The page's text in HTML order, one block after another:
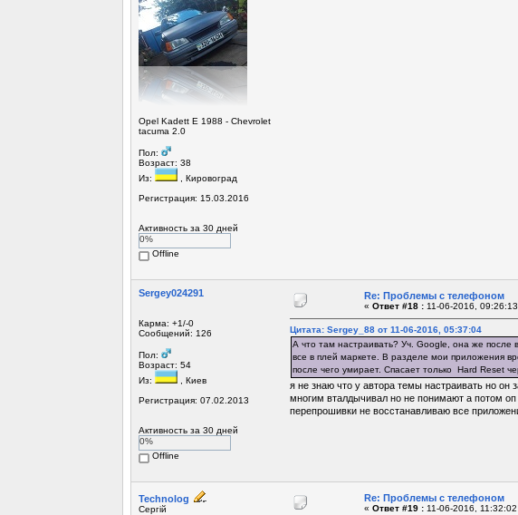
Opel Kadett E 1988 - Chevrolet
tacuma 2.0
Пол:
Возраст: 38
Из:
, Кировоград
Регистрация: 15.03.2016
Активность за 30 дней
0%
Offline
Sergey024291
Карма: +1/-0
Сообщений: 126
Пол:
Возраст: 54
Из:
, Киев
Регистрация: 07.02.2013
Активность за 30 дней
0%
Offline
Re: Проблемы с телефоном
« Ответ #18 :11-06-2016,
Цитата: Sergey_88 от 11-06-2016, 05:37:04
А что там настраивать? Уч. Google, она же
все в плей маркете. В разделе мои приложения
после чего умирает. Спасает только Hard Reset
я не знаю что у автора темы настраивать но он
многим вталдычивал но не понимают а потом оп
перепрошивки не восстанавливаю все
Technolog
Сергій
Re: Проблемы с телефоном
« Ответ #19 :11-06-2016, 11:32:02